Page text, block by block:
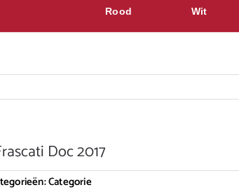
Rood Wit
Doc 2017
Categorie